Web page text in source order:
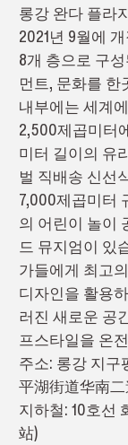
롱강 완다 플라
2021년 9월에
8개 층으로 구
먼트, 문화를
내부에는 세계
2,500제곱미터
미터 길이의 유
벌 직배송 신선
7,000제곱미터
의 어린이 놀이
드 뮤지엄이 있
가들에게 최고
디자인을 활용
러진 새로운 공
프스타일을 온
주소: 롱강 지구
平湖街道华南
지하철: 10호선
站)